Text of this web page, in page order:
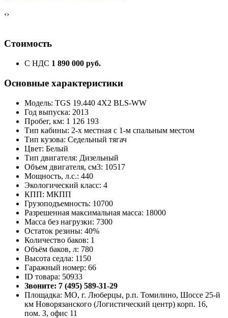
‹›
Стоимость
С НДС 1 890 000 руб.
Основные характеристики
Модель: TGS 19.440 4X2 BLS-WW
Год выпуска: 2013
Пробег, км: 1 126 193
Тип кабины: 2-х местная с 1-м спальным местом
Тип кузова: Седельный тягач
Цвет: Белый
Тип двигателя: Дизельный
Объем двигателя, см3: 10517
Мощность, л.с.: 440
Экологический класс: 4
КПП: МКПП
Грузоподъемность: 10700
Разрешенная максимальная масса: 18000
Масса без нагрузки: 7300
Остаток резины: 40%
Количество баков: 1
Объём баков, л: 780
Высота седла: 1150
Гаражный номер: 66
ID товара: 50933
Звоните: 7 (495) 589-31-29
Площадка: МО, г. Люберцы, р.п. Томилино, Шоссе 25-й
км Новорязанского (Логистический центр) корп. 16,
пом. 3, офис 11